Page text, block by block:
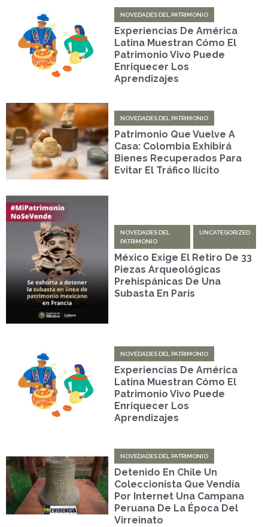
NOVEDADES DEL PATRIMONIO
Experiencias De América
Latina Muestran Cómo El
Patrimonio Vivo Puede
Enriquecer Los
Aprendizajes
NOVEDADES DEL PATRIMONIO
Patrimonio Que Vuelve A
Casa: Colombia Exhibirá
Bienes Recuperados Para
Evitar El Tráfico Ilícito
NOVEDADES DEL
PATRIMONIO
UNCATEGORIZED
México Exige El Retiro De 33
Piezas Arqueológicas
Prehispánicas De Una
Subasta En París
NOVEDADES DEL PATRIMONIO
Experiencias De América
Latina Muestran Cómo El
Patrimonio Vivo Puede
Enriquecer Los
Aprendizajes
NOVEDADES DEL PATRIMONIO
Detenido En Chile Un
Coleccionista Que Vendía
Por Internet Una Campana
Peruana De La Época Del
Virreinato